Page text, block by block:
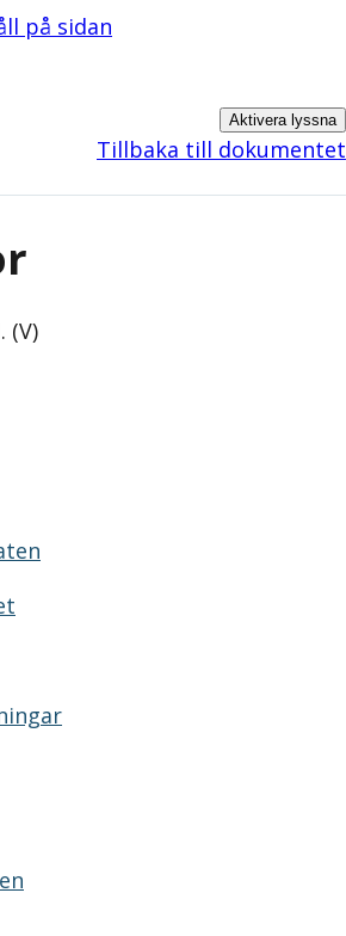
på sidan
Aktivera lyssna
Tillbaka till dokumentet
(V)